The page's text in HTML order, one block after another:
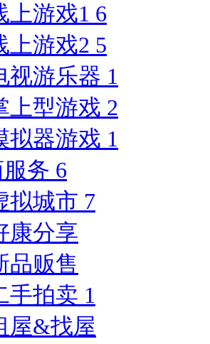
上游戏1 6
上游戏2 5
视游乐器 1
上型游戏 2
拟器游戏 1
务 6
拟城市 7
康分享
品贩售
手拍卖 1
屋&找屋